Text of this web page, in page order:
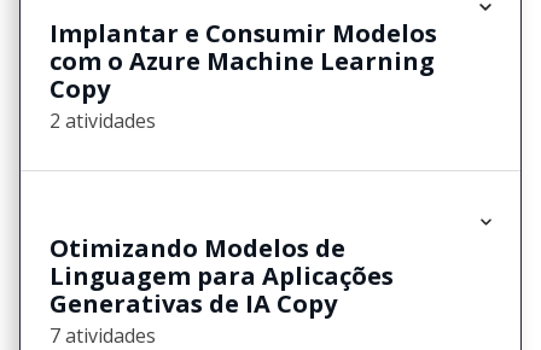
Implantar e Consumir Modelos
com o Azure Machine Learning
Copy
2 atividades
Otimizando Modelos de
Linguagem para Aplicações
Generativas de IA Copy
7 atividades